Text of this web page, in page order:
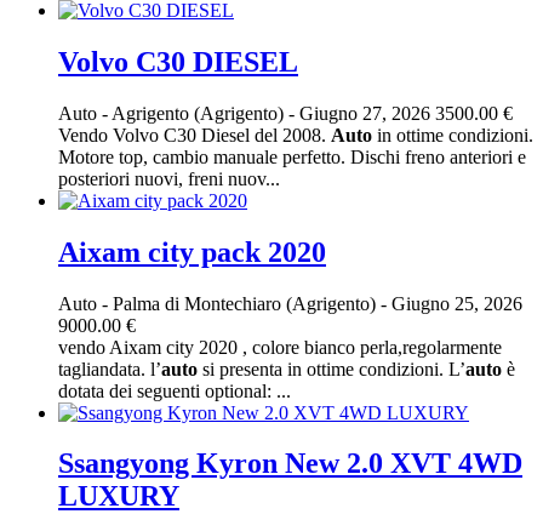
Volvo C30 DIESEL
Auto - Agrigento (Agrigento) - Giugno 27, 2026 3500.00 €
Vendo Volvo C30 Diesel del 2008. Auto in ottime condizioni.
Motore top, cambio manuale perfetto. Dischi freno anteriori e
posteriori nuovi, freni nuov...
Aixam city pack 2020
Auto - Palma di Montechiaro (Agrigento) - Giugno 25, 2026
9000.00 €
vendo Aixam city 2020 , colore bianco perla,regolarmente
tagliandata. l’auto si presenta in ottime condizioni. L’auto è
dotata dei seguenti optional: ...
Ssangyong Kyron New 2.0 XVT 4WD
LUXURY